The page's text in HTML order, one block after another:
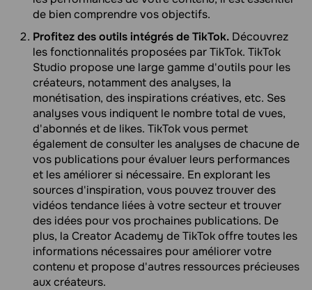
de bien comprendre vos objectifs.
Profitez des outils intégrés de TikTok. Découvrez
les fonctionnalités proposées par TikTok. TikTok
Studio propose une large gamme d'outils pour les
créateurs, notamment des analyses, la
monétisation, des inspirations créatives, etc. Ses
analyses vous indiquent le nombre total de vues,
d'abonnés et de likes. TikTok vous permet
également de consulter les analyses de chacune de
vos publications pour évaluer leurs performances
et les améliorer si nécessaire. En explorant les
sources d'inspiration, vous pouvez trouver des
vidéos tendance liées à votre secteur et trouver
des idées pour vos prochaines publications. De
plus, la Creator Academy de TikTok offre toutes les
informations nécessaires pour améliorer votre
contenu et propose d'autres ressources précieuses
aux créateurs.